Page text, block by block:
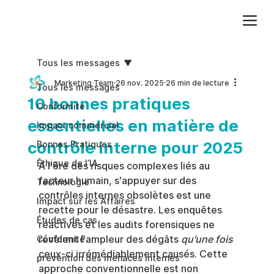
Tous les messages
Conformite
Impact commercial
Bonnes Pratiques
Éthique de l’IA
Technologie
Impact sur les Affaires
Études de cas
Conformité
prévention des menaces internes
Tous les messages
10 bonnes pratiques
essentielles en matière de
contrôle interne pour 2025
Marketing Team 26 nov. 2025 26 min de lecture
À l'ère des risques complexes liés au
facteur humain, s'appuyer sur des
contrôles internes obsolètes est une
recette pour le désastre. Les enquêtes
réactives et les audits forensiques ne
révèlent l'ampleur des dégâts qu'une fois
ceux-ci irrémédiablement causés. Cette
approche conventionnelle est non